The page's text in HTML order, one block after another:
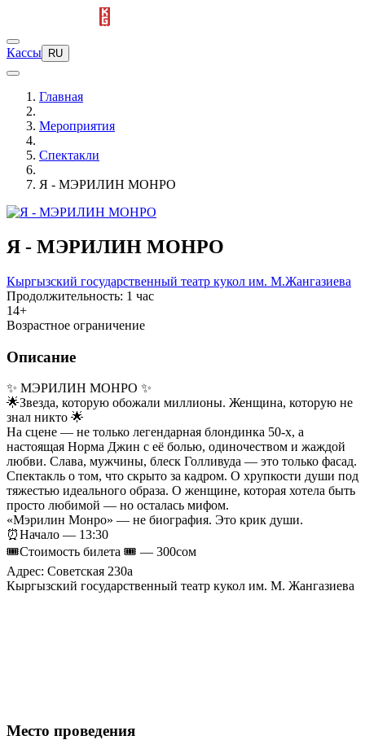
Кассы RU
Главная
Мероприятия
Спектакли
Я - МЭРИЛИН МОНРО
Я - МЭРИЛИН МОНРО
Кыргызский государственный театр кукол им. М.Жангазиева
Продолжительность: 1 час
14+
Возрастное ограничение
Описание
✨ МЭРИЛИН МОНРО ✨
🌟Звезда, которую обожали миллионы. Женщина, которую не
знал никто 🌟
На сцене — не только легендарная блондинка 50-х, а
настоящая Норма Джин с её болью, одиночеством и жаждой
любви. Слава, мужчины, блеск Голливуда — это только фасад.
Спектакль о том, что скрыто за кадром. О хрупкости души под
тяжестью идеального образа. О женщине, которая хотела быть
просто любимой — но осталась мифом.
«Мэрилин Монро» — не биография. Это крик души.
⏰Начало — 13:30
🎟️Стоимость билета 🎟️ — 300сом
Адрес: Советская 230а
Кыргызский государственный театр кукол им. М. Жангазиева
Место проведения